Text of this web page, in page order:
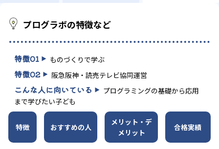
プログラボの特徴など
特徴01 ものづくりで学ぶ
特徴02 阪急阪神・読売テレビ協同運営
こんな人に向いている
プログラミングの基礎から応用
まで学びたい子ども
特徴 おすすめの人
メリット・デ
メリット
合格実績